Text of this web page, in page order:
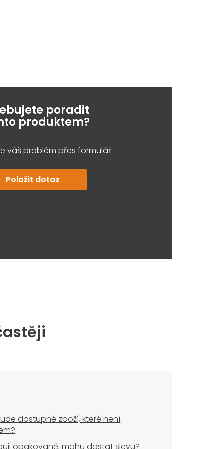
poradit
produktem?
váš problém přes formulář:
Položit dotaz
dostupné zboží, které není